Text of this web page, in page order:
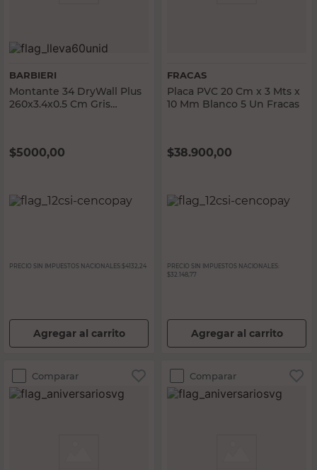
BARBIERI
Montante 34 DryWall Plus
260x3.4x0.5 Cm Gris
$5000,00
PRECIO SIN IMPUESTOS NACIONALES: $4132,24
Agregar al carrito
FRACAS
Placa PVC 20 Cm x 3 Mts x
10 Mm Blanco 5 Un Fracas
$38.900,00
PRECIO SIN IMPUESTOS NACIONALES:
$32.148,77
Agregar al carrito
Comparar Comparar